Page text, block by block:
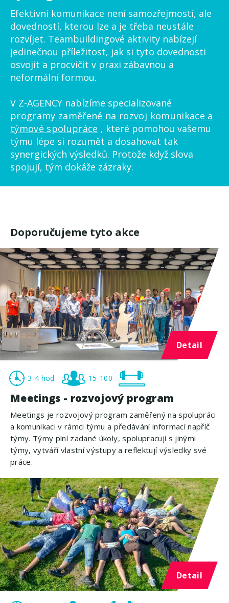
Efektivní komunikace není samozřejmostí, ale
dovedností, kterou lze a je třeba neustále
rozvíjet. Teambuildingové aktivity nabízejí
jedinečnou příležitost, jak si tyto dovednosti
osvojit a procvičit v praxi zábavnou a
neformální formou.
V Z-AGENCY nabízíme specializované
programy zaměřené na rozvoj komunikace a
týmové spolupráce , které pomohou vašemu
týmu lépe si rozumět a dosahovat tak
synergických výsledků. Protože když slova
spojují, tým dokáže zázraky.
Doporučujeme tyto akce
Detail
3-4 hod 15-100
Meetings - rozvojový program
Meetings je rozvojový program zaměřený na spolupráci
a komunikaci v rámci týmu a předávání informací napříč
týmy. Týmy plní zadané úkoly, spolupracují s jinými
týmy, vytváří vlastní výstupy a reflektují výsledky své
práce.
Detail